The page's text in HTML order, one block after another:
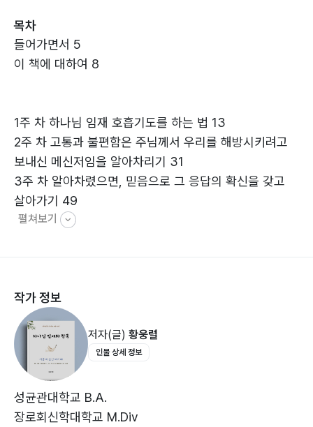
‘우리가 무엇이든’ 간에 우리는 모두 같은 것을 추구합니
다. 우리의 삶을 최대한으로 사는 가장 좋은 방법을 찾고
자 노력합니다. 우리는 우리가 추구하는 것에 대해 서로
그런데 예수 그리스도는 우리에게 하나의 진실, 하나의
길, 하나의 생명을 말씀하십니다. 그것은 진리 되신 예수
그리스도 그 자체입니다. 예수 그리스도 안에 있는 진리는
이것입니다: ‘우리는 그리스도와 함께 죽었고, 그리스도는
우리 안에 살아 계신다.’ 예수 그리스도 안에 있는 길은 우
새로운 피조물은 새로운 생각, 새로운 감정, 새로운 신체
를 경험합니다. 나뉘지 않는 마음을 갖습니다. 하나님의
영원한 시간 안에서 살아갑니다. 하나님의 영원한 시간에
서 산다는 것은 우리의 과거, 현재 그리고 미래로부터 완
전히 자유로워지는 것입니다. 우리의 혼과 우리의 영이 그
리스도와 연합되었기 때문에, 더 이상 몸(생각, 감정, 신
목차
들어가면서 5
이 책에 대하여 8
1주 차 하나님 임재 호흡기도를 하는 법 13
2주 차 ‌고통과 불편함은 주님께서 우리를 해방시키려고
보내신 메신저임을 알아차리기 31
3주 차 알아차렸으면, 믿음으로 그 응답의 확신을 갖고
살아가기 49
4주 차 ‌육신과 거짓 자아를 하나님으로부터 오는 응답의
하고 말하고 느끼고 선포! 99
7주 차 메마른 시기이지만 그분의 임재 안에서 더 깊은 친
밀함에로! 119
8주 차 육신의 생각과 감정과 신체는 나도 진리도 실재도
아닙니다 138
9주 차 몸(생각, 감정, 신체)을 통해 부활 능력을 누려라!
158
펼쳐보기
작가 정보
저자(글) 황웅렬
인물 상세 정보
성균관대학교 B.A.
장로회신학대학교 M.Div